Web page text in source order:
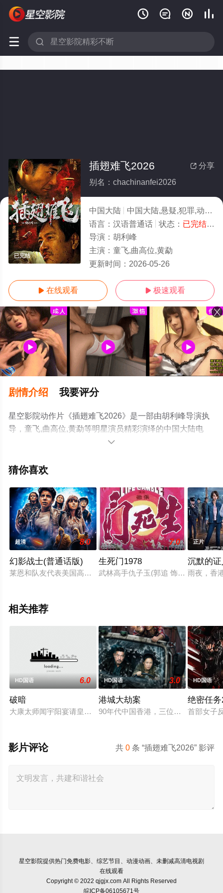
   
 
已完结
 分享
插翅难飞2026
别名：chachinanfei2026
中国大陆 中国大陆,悬疑,犯罪,动作
语言： 汉语普通话 状态： 已完结/高清
导演： 胡利峰
主演： 童飞,曲高位,黄勐
更新时间： 2026-05-26
 在线观看  极速观看
剧情介绍 我要评分
星空影院动作片《插翅难飞2026》是一部由胡利峰导演执
导，童飞,曲高位,黄勐等明星演员精彩演绎的中国大陆电
影，手机免费观看高清无删减完整版电影大全就上星空电
等平台了解。

猜你喜欢
超清 8.0
幻影战士(普通话版)
莱恩和队友代表美国高中生来北京参加国际武术比赛，一个偶
HD 7.0
生死门1978
武林高手仇子玉(郭追 饰)，本已退隐
正片
沉默的
雨夜，香
相关推荐
HD国语 6.0
破暗
大康太师闻宇阳宴请皇上义子神策府神威将军冷啸天，席间告
HD国语 3.0
港城大劫案
90年代中国香港，三位深陷生存绝
HD国语
绝密任务
首部女子
共0 条 “插翅难飞2026” 影评
影片评论
星空影院提供热门免费电影、综艺节目、动漫动画、未删减高清电视剧
在线观看
Copyright © 2022 qjgjx.com All Rights Reserved
皖ICP备06105671号